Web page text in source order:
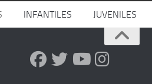
INFANTILES JUVENILES